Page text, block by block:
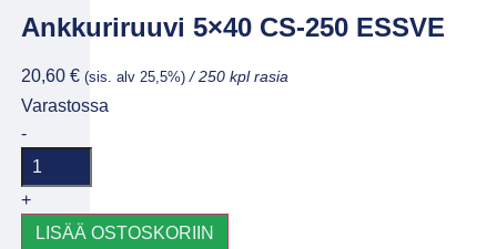
Ankkuriruuvi 5×40 CS-250 ESSVE
20,60 € (sis. alv 25,5%)/ 250 kpl rasia
Varastossa
-
+
LISÄÄ OSTOSKORIIN